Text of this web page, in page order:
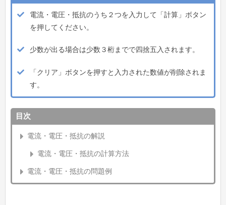
電流・電圧・抵抗のうち２つを入力して「計算」ボタン
を押してください。
少数が出る場合は少数３桁までで四捨五入されます。
「クリア」ボタンを押すと入力された数値が削除されま
す。
目次
電流・電圧・抵抗の解説
電流・電圧・抵抗の計算方法
電流・電圧・抵抗の問題例